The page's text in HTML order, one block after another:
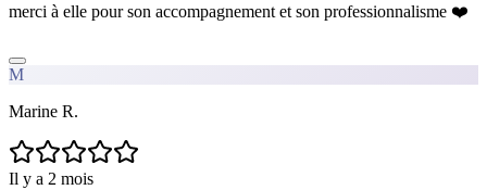
merci à elle pour son accompagnement et son professionnalisme ❤️
M
Marine R.
Il y a 2 mois